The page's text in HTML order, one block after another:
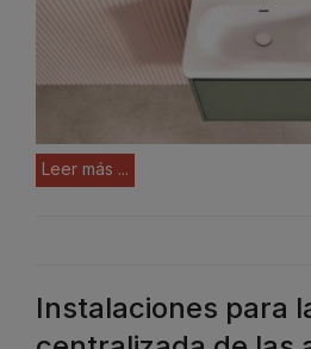
Leer más ...
Instalaciones para